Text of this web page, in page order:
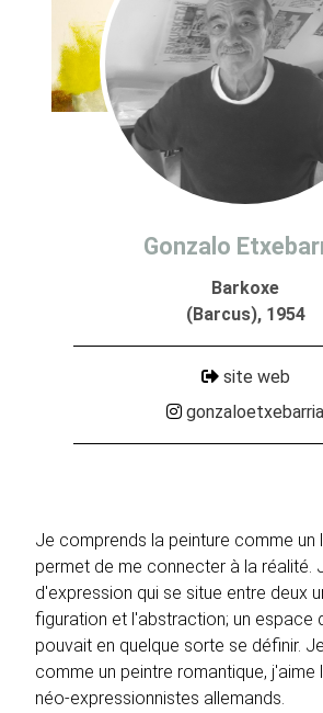
Je comprends la peinture comme un
permet de me connecter à la réalité.
d'expression qui se situe entre deux
figuration et l'abstraction; un espace
pouvait en quelque sorte se définir.
comme un peintre romantique, j'aime
néo-expressionnistes allemands.
Gonzalo
Barkoxe
(Barcus), 1954
site web
gonzaloetxebarria